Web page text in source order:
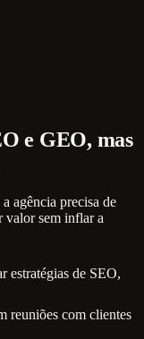
e GEO, mas
agência precisa de
valor sem inflar a
estratégias de SEO,
reuniões com clientes